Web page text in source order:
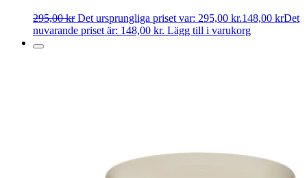
295,00kr Det ursprungliga priset var: 295,00 kr.148,00 krDet
nuvarande priset är: 148,00 kr. Lägg till i varukorg